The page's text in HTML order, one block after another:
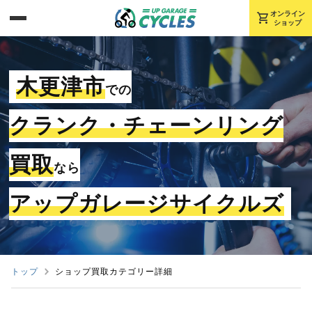
shopping_cart オンライン
ショップ
木更津市での
クランク・チェーンリング
買取なら
アップガレージサイクルズ
トップ ショップ買取カテゴリー詳細